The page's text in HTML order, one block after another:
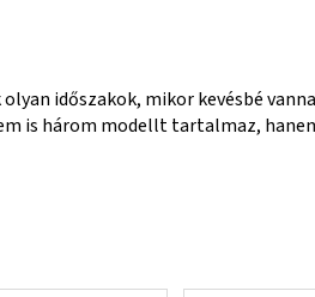
időszakok, mikor kevésbé
is három modellt tartalmaz,